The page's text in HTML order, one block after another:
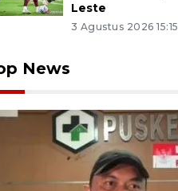
Leste
3 Agustus 2026 15:15
News